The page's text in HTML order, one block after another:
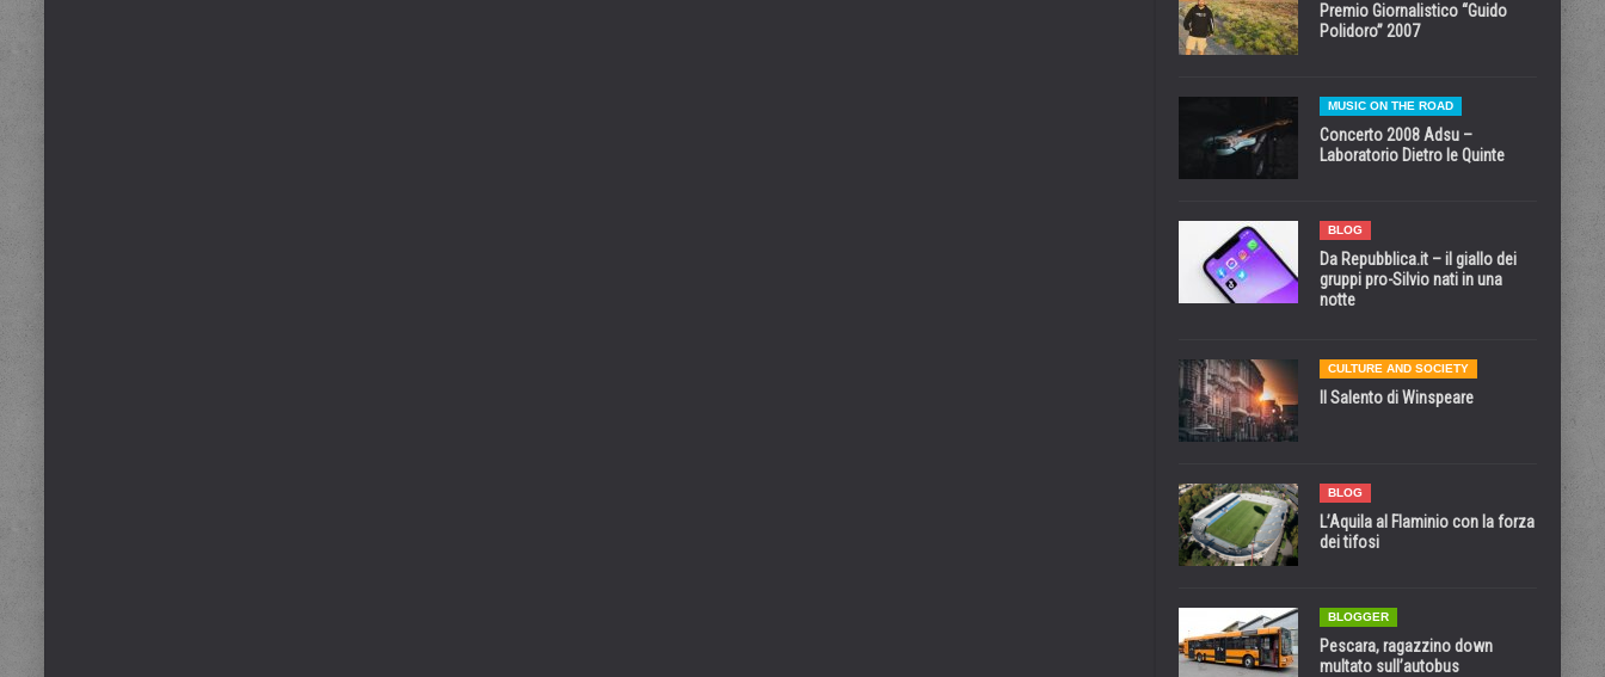
Premio Giornalistico “Guido
Polidoro” 2007
MUSIC ON THE ROAD
Concerto 2008 Adsu –
Laboratorio Dietro le Quinte
BLOG
Da Repubblica.it – il giallo dei
gruppi pro-Silvio nati in una
notte
CULTURE AND SOCIETY
Il Salento di Winspeare
BLOG
L’Aquila al Flaminio con la forza
dei tifosi
BLOGGER
Pescara, ragazzino down
multato sull’autobus